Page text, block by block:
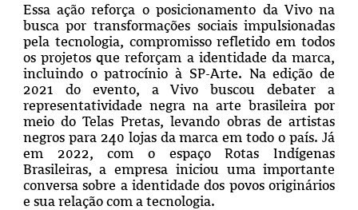
Essa ação reforça o posicionamento da Vivo na
busca por transformações sociais impulsionadas
pela tecnologia, compromisso refletido em todos
os projetos que reforçam a identidade da marca,
incluindo o patrocínio à SP-Arte. Na edição de
2021 do evento, a Vivo buscou debater a
representatividade negra na arte brasileira por
meio do Telas Pretas, levando obras de artistas
negros para 240 lojas da marca em todo o país. Já
em 2022, com o espaço Rotas Indígenas
Brasileiras, a empresa iniciou uma importante
conversa sobre a identidade dos povos originários
e sua relação com a tecnologia.